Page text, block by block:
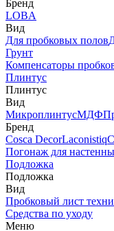
Бренд
LOBA
Вид
Для пробковых полов
Грунт
Компенсаторы
Плинтус
Плинтус
Вид
МикроплинтусМДФ
Бренд
Cosca DecorLaconistiq
Погонаж для
Подложка
Подложка
Вид
Пробковый лист
Средства по уходу
Меню